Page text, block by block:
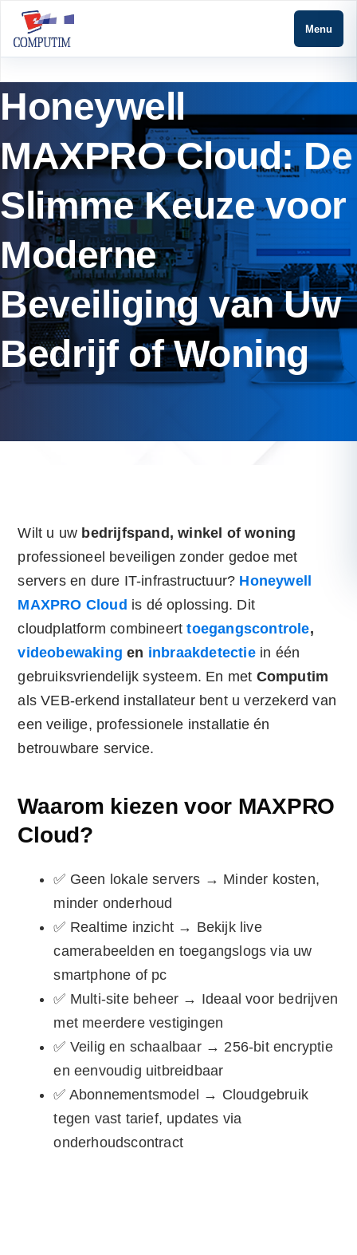
Menu
Honeywell
MAXPRO Cloud: De
Slimme Keuze voor
Moderne
Beveiliging van Uw
Bedrijf of Woning
Wilt u uw bedrijfspand, winkel of woning
professioneel beveiligen zonder gedoe met
servers en dure IT-infrastructuur? Honeywell
MAXPRO Cloud is dé oplossing. Dit
cloudplatform combineerttoegangscontrole,
videobewakingen inbraakdetectie in één
gebruiksvriendelijk systeem. En met Computim
als VEB-erkend installateur bent u verzekerd van
een veilige, professionele installatie én
betrouwbare service.
Waarom kiezen voor MAXPRO
Cloud?
✅ Geen lokale servers → Minder kosten,
minder onderhoud
✅ Realtime inzicht → Bekijk live
camerabeelden en toegangslogs via uw
smartphone of pc
✅ Multi-site beheer → Ideaal voor bedrijven
met meerdere vestigingen
✅ Veilig en schaalbaar → 256-bit encryptie
en eenvoudig uitbreidbaar
✅ Abonnementsmodel → Cloudgebruik
tegen vast tarief, updates via
onderhoudscontract